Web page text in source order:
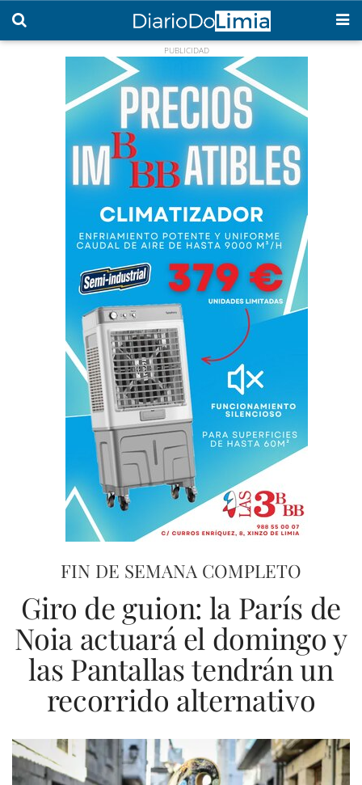
FIN DE SEMANA COMPLETO
Giro de guion: la París de
Noia actuará el domingo y
las Pantallas tendrán un
recorrido alternativo